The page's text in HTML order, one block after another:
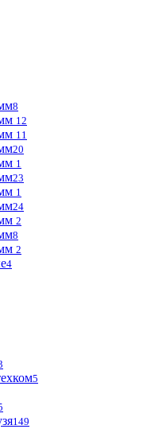
8
12
11
20
1
23
1
24
2
8
2
4
5
149